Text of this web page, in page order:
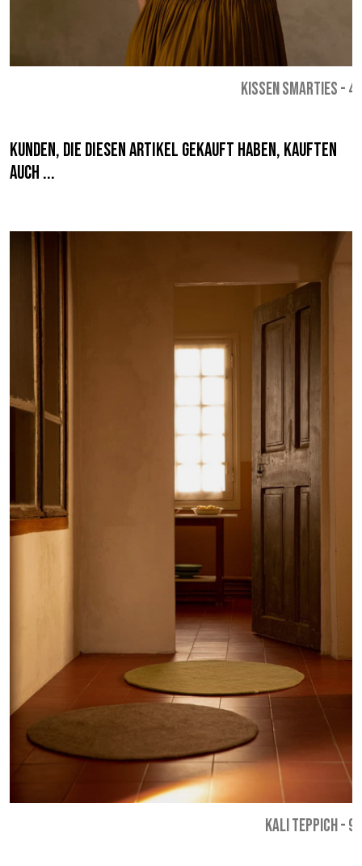
KISSEN SMARTIES-
Kunden, die diesen Artikel gekauft haben, kauften
auch ...
KALI TEPPICH-